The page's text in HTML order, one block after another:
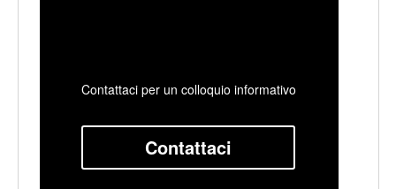
Contattaci per un colloquio informativo
Contattaci